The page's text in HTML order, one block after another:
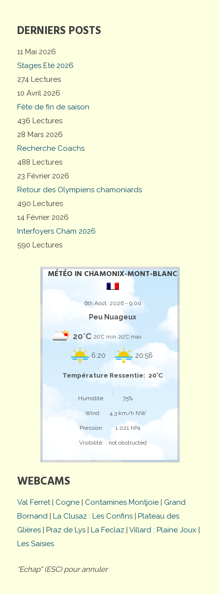
DERNIERS POSTS
11 Mai 2026
Stages Eté 2026
274 Lectures
10 Avril 2026
Fête de fin de saison
436 Lectures
28 Mars 2026
Recherche Coachs
488 Lectures
23 Février 2026
Retour des Olympiens chamoniards
490 Lectures
14 Février 2026
Interfoyers Cham 2026
590 Lectures
MÉTÉO IN CHAMONIX-MONT-BLANC
6th Août, 2026 - 9:00
Peu Nuageux
20°C 20°C min 20°C max
6:20 20:56
Température Ressentie: 20°C
;
Humidité:
75%
Wind: 4,3 km/h NW
Pression: 1.021 hPa
Visibilité: not obstructed
WEBCAMS
Val Ferret| Cogne | Contamines Montjoie | Grand
Bornand | La Clusaz : Les Confins | Plateau des
Glières | Praz de Lys | La Feclaz | Villard : Plaine Joux |
Les Saisies
"Echap" (ESC) pour annuler